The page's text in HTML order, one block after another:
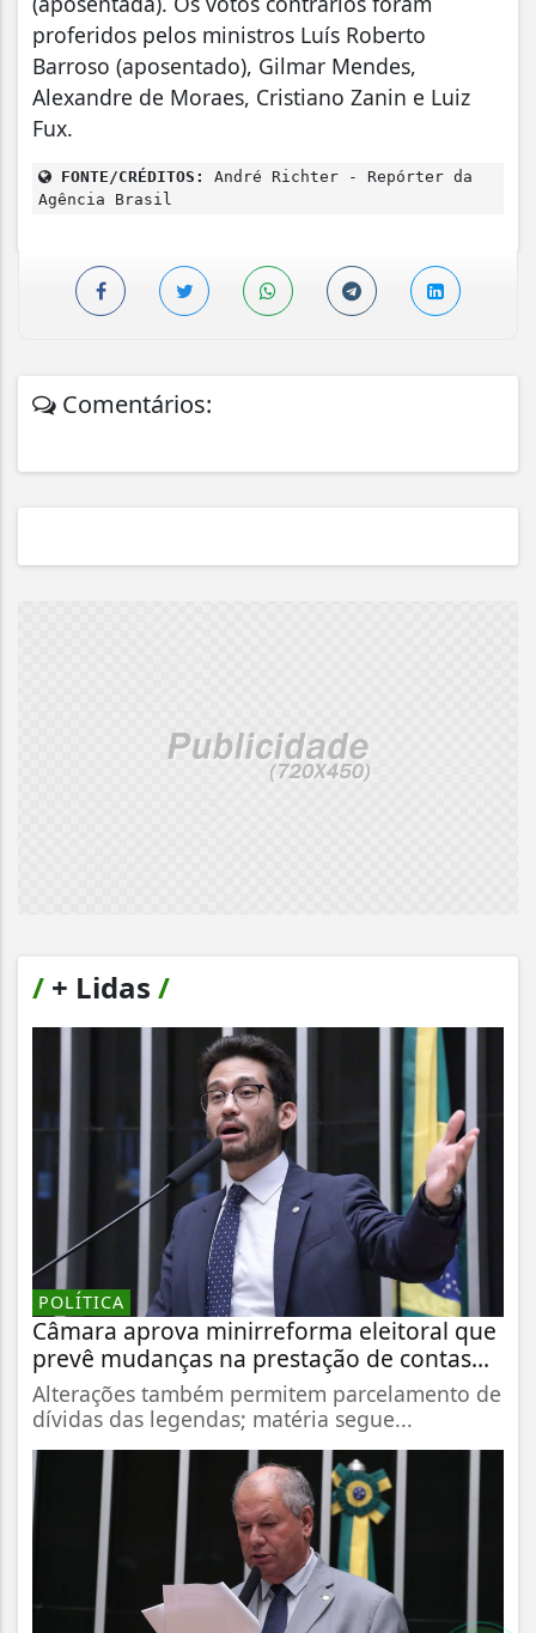
proferidos pelos ministros Luís Roberto
Barroso (aposentado), Gilmar Mendes,
Alexandre de Moraes, Cristiano Zanin e Luiz
Fux.
FONTE/CRÉDITOS:
André Richter - Repórter da
Agência Brasil
Comentários:
/ + Lidas /
POLÍTICA
Câmara aprova minirreforma eleitoral que
prevê mudanças na prestação de contas...
Alterações também permitem parcelamento de
dívidas das legendas; matéria segue...